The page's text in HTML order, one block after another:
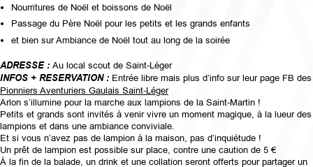
Nourritures de Noël et boissons de Noël
Passage du Père Noël pour les petits et les grands enfants
et bien sur Ambiance de Noël tout au long de la soirée
ADRESSE : Au local scout de Saint-Léger
INFOS + RESERVATION : Entrée libre mais plus d’info sur leur page FB des
Pionniers Aventuriers Gaulais Saint-Léger
Arlon s’illumine pour la marche aux lampions de la Saint-Martin !
Petits et grands sont invités à venir vivre un moment magique, à la lueur des
lampions et dans une ambiance conviviale.
Et si vous n’avez pas de lampion à la maison, pas d’inquiétude !
Un prêt de lampion est possible sur place, contre une caution de 5 €
À la fin de la balade, un drink et une collation seront offerts pour partager un